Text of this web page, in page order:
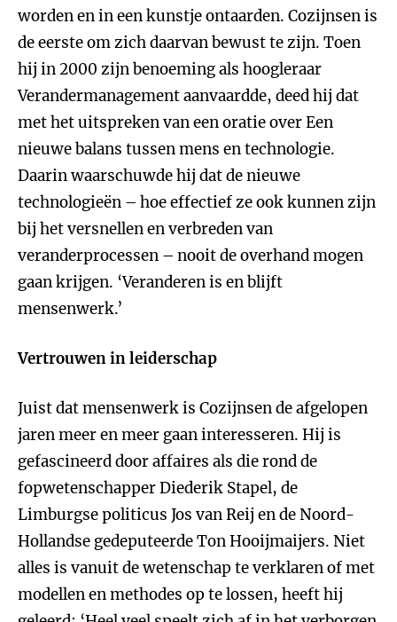
worden en in een kunstje ontaarden. Cozijnsen is
de eerste om zich daarvan bewust te zijn. Toen
hij in 2000 zijn benoeming als hoogleraar
Verandermanagement aanvaardde, deed hij dat
met het uitspreken van een oratie over Een
nieuwe balans tussen mens en technologie.
Daarin waarschuwde hij dat de nieuwe
technologieën – hoe effectief ze ook kunnen zijn
bij het versnellen en verbreden van
veranderprocessen – nooit de overhand mogen
gaan krijgen. ‘Veranderen is en blijft
mensenwerk.’
Vertrouwen in leiderschap
Juist dat mensenwerk is Cozijnsen de afgelopen
jaren meer en meer gaan interesseren. Hij is
gefascineerd door affaires als die rond de
fopwetenschapper Diederik Stapel, de
Limburgse politicus Jos van Reij en de Noord-
Hollandse gedeputeerde Ton Hooijmaijers. Niet
alles is vanuit de wetenschap te verklaren of met
modellen en methodes op te lossen, heeft hij